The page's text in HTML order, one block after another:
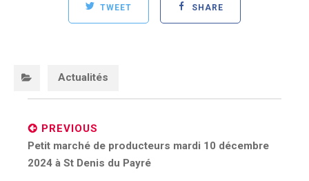
TWEET SHARE
Actualités
navigation
PREVIOUS
Previous
post:
Petit marché de producteurs mardi 10 décembre
2024 à St Denis du Payré